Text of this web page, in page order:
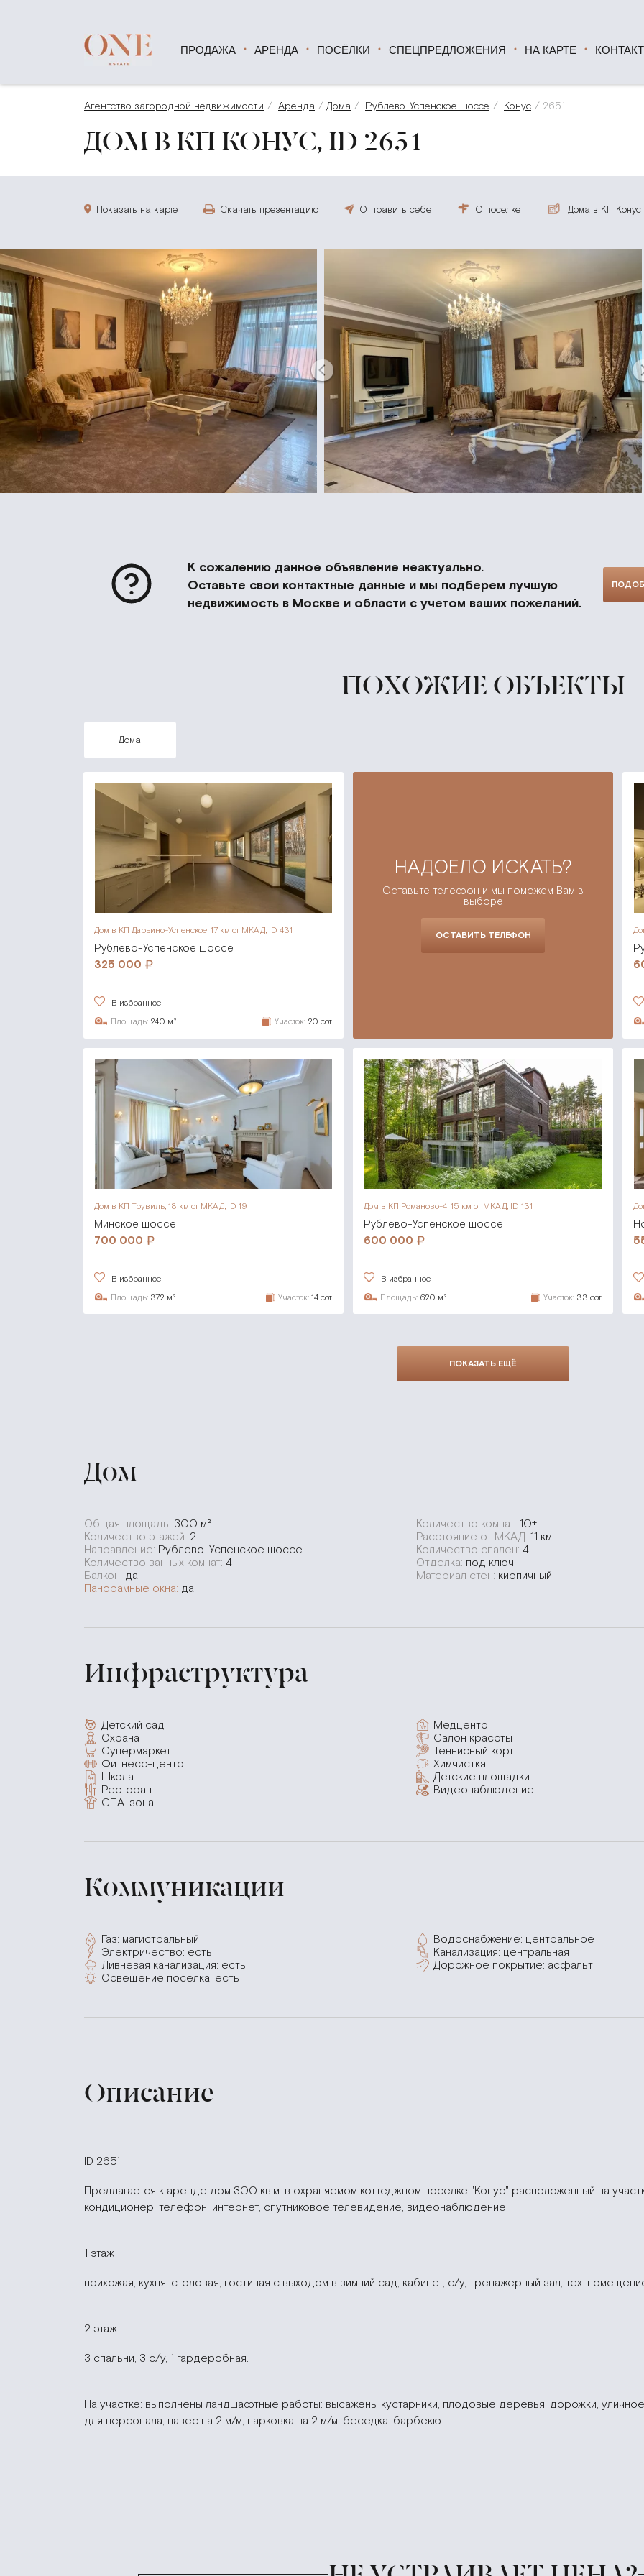
ПРОДАЖА АРЕНДА ПОСЁЛКИ СПЕЦПРЕДЛОЖЕНИЯ НА КАРТЕ
Агентство загородной недвижимости Аренда Дома Рублево-Успенское шоссе Конус 2651
ДОМ В КП КОНУС, ID 2651
Показать на карте Скачать презентацию Отправить себе О поселке Дома в КП Конус
К сожалению данное объявление неактуально.
Оставьте свои контактные данные и мы подберем лучшую
недвижимость в Москве и области с учетом ваших пожеланий.
ПОХОЖИЕ ОБЪЕКТЫ
дома
Дом в КП Дарьино-Успенское,17 км от МКАД, ID 431
Рублево-Успенское шоссе
325 000
В избранное
Площадь: 240 м² Участок: 20 сот.
НАДОЕЛО ИСКАТЬ?
Оставьте телефон и мы поможем Вам в
выборе
ОСТАВИТЬ ТЕЛЕФОН
Дом в КП Трувиль,18 км от МКАД, ID 19
Минское шоссе
700 000
В избранное
Площадь: 372 м² Участок: 14 сот.
Дом в КП Романово-4,15 км от МКАД, ID 131
Рублево-Успенское шоссе
600 000
В избранное
Площадь: 620 м² Участок: 33 сот.
ПОКАЗАТЬ ЕЩЁ
Дом
Общая площадь: 300 м² Количество комнат:10+
Количество этажей: 2 Расстояние от МКАД:11 км.
Направление: Рублево-Успенское шоссе Количество спален:4
Количество ванных комнат: 4 Отделка: под ключ
Балкон: да Материал стен: кирпичный
Панорамные окна: да
Инфраструктура
Детский сад
Медцентр
Охрана
Салон красоты
Супермаркет
Теннисный корт
Фитнесс-центр
Химчистка
Школа
Детские площадки
Ресторан
Видеонаблюдение
СПА-зона
Коммуникации
Газ: магистральный
Водоснабжение: центральное
Электричество: есть
Канализация: центральная
Ливневая канализация: есть
Дорожное покрытие: асфальт
Освещение поселка: есть
Описание
ID 2651
Предлагается к аренде дом 300 кв.м. в охраняемом коттеджном поселке "Конус" расположенный на
кондиционер, телефон, интернет, спутниковое телевидение, видеонаблюдение.
1 этаж
прихожая, кухня, столовая, гостиная с выходом в зимний сад, кабинет, с/у, тренажерный зал, тех.
2 этаж
3 спальни, 3 с/у, 1 гардеробная.
На участке: выполнены ландшафтные работы: высажены кустарники, плодовые деревья, дорожки,
для персонала, навес на 2 м/м, парковка на 2 м/м, беседка-барбекю.